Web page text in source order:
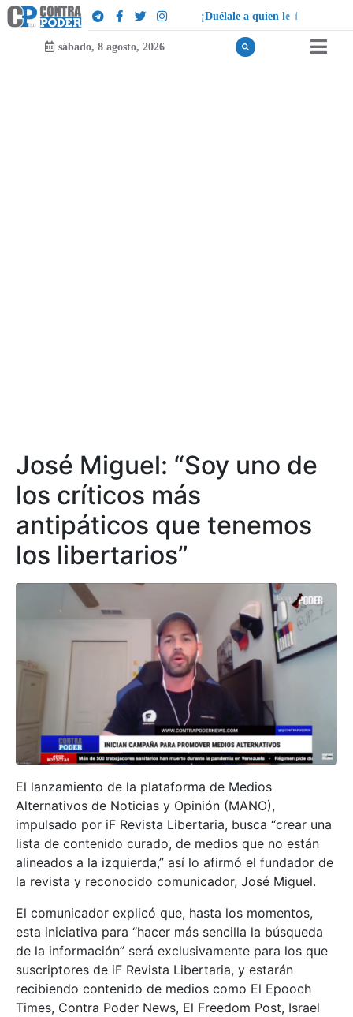
¡Duélale a quien le d
sábado, 8 agosto, 2026
José Miguel: “Soy uno de
los críticos más
antipáticos que tenemos
los libertarios”
El lanzamiento de la plataforma de Medios
Alternativos de Noticias y Opinión (MANO),
impulsado por iF Revista Libertaria, busca “crear una
lista de contenido curado, de medios que no están
alineados a la izquierda,” así lo afirmó el fundador de
la revista y reconocido comunicador, José Miguel.
El comunicador explicó que, hasta los momentos,
esta iniciativa para “hacer más sencilla la búsqueda
de la información” será exclusivamente para los que
suscriptores de iF Revista Libertaria, y estarán
recibiendo contenido de medios como El Epooch
Times, Contra Poder News, El Freedom Post, Israel